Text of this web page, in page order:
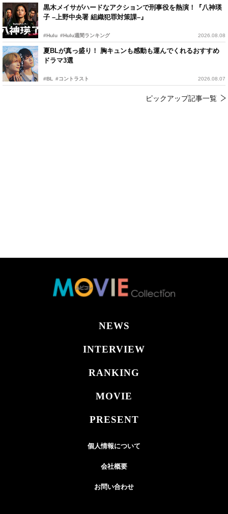
黒木メイサがハードなアクションで刑事役を熱演！『八神瑛
子 –上野中央署 組織犯罪対策課–』
#Hulu #Hulu週間ランキング 2026.08.08
夏BLが真っ盛り！ 胸キュンも感動も運んでくれるおすすめ
ドラマ3選
#BL #コントラスト 2026.08.07
ピックアップ記事一覧
NEWS
INTERVIEW
RANKING
MOVIE
PRESENT
個人情報について
会社概要
お問い合わせ